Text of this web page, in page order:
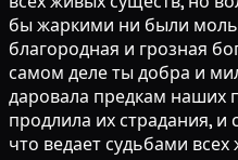
бы жаркими ни были
благородная и грозная
самом деле ты добра и
даровала предкам наших
продлила их страдания, и
что ведает судьбами